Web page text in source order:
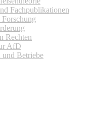
Fachpublikationen
Rechten
AfD
Betriebe